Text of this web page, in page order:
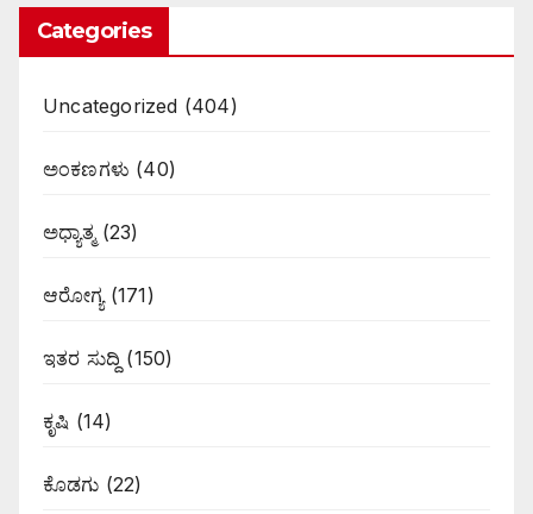
Categories
Uncategorized (404)
ಅಂಕಣಗಳು (40)
ಅಧ್ಯಾತ್ಮ(23)
ಆರೋಗ್ಯ(171)
ಇತರ ಸುದ್ದಿ (150)
ಕೃಷಿ (14)
ಕೊಡಗು (22)